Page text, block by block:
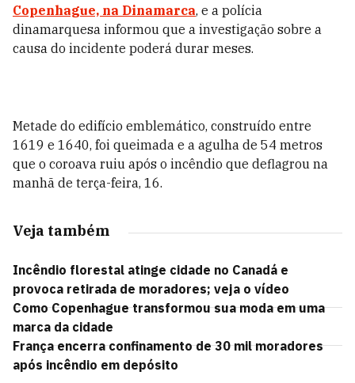
Copenhague, na Dinamarca, e a polícia
dinamarquesa informou que a investigação sobre a
causa do incidente poderá durar meses.
Metade do edifício emblemático, construído entre
1619 e 1640, foi queimada e a agulha de 54 metros
que o coroava ruiu após o incêndio que deflagrou na
manhã de terça-feira, 16.
Veja também
Incêndio florestal atinge cidade no Canadá e
provoca retirada de moradores; veja o vídeo
Como Copenhague transformou sua moda em uma
marca da cidade
França encerra confinamento de 30 mil moradores
após incêndio em depósito